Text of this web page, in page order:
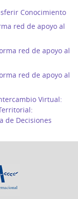
Conocimiento
red de apoyo al
red de apoyo al
red de apoyo al
Virtual:
de Decisiones